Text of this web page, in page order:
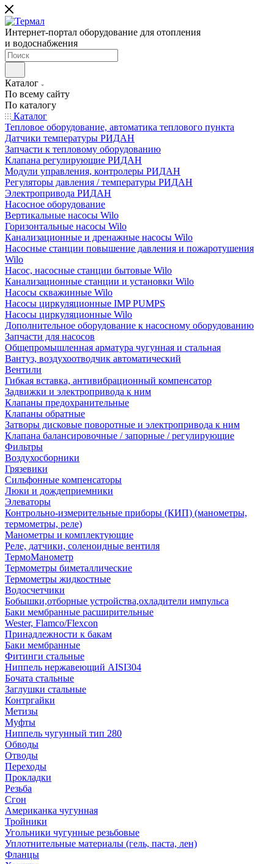
Интернет-портал оборудование для отопления
и водоснабжения
Каталог
По всему сайту
По каталогу
Каталог
Тепловое оборудование, автоматика теплового пункта
Датчики температуры РИДАН
Запчасти к тепловому оборудованию
Клапана регулирующие РИДАН
Модули управления, контролеры РИДАН
Регуляторы давления / температуры РИДАН
Электропривода РИДАН
Насосное оборудование
Вертикальные насосы Wilo
Горизонтальные насосы Wilo
Канализационные и дренажные насосы Wilo
Насосные станции повышение давления и пожаротушения
Wilo
Насос, насосные станции бытовые Wilo
Канализационные станции и установки Wilo
Насосы скважинные Wilo
Насосы циркуляционные IMP PUMPS
Насосы циркуляционные Wilo
Дополнительное оборудование к насосному оборудованию
Запчасти для насосов
Общепромышленная арматура чугунная и стальная
Вантуз, воздухоотводчик автоматический
Вентили
Гибкая вставка, антивибрационный компенсатор
Задвижки и электропривода к ним
Клапаны предохранительные
Клапаны обратные
Затворы дисковые поворотные и электропривода к ним
Клапана балансировочные / запорные / регулирующие
Фильтры
Воздухосборники
Грязевики
Сильфонные компенсаторы
Люки и дождеприемники
Элеваторы
Контрольно-измерительные приборы (КИП) (манометры,
термометры, реле)
Манометры и комплектующие
Реле, датчики, соленоидные вентиля
ТермоМанометр
Термометры биметаллические
Термометры жидкостные
Водосчетчики
Бобышки,отборные устройства,охладители импульса
Баки мембранные расширительные
Wester, Flamco/Flexcon
Принадлежности к бакам
Баки мембранные
Фитинги стальные
Ниппель нержавеющий AISI304
Бочата стальные
Заглушки стальные
Контргайки
Метизы
Муфты
Ниппель чугунный тип 280
Обводы
Отводы
Переходы
Прокладки
Резьба
Сгон
Американка чугунная
Тройники
Угольники чугунные резьбовые
Уплотнительные материалы (гель, паста, лен)
Фланцы